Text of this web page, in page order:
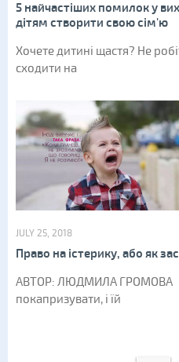
5 найчастіших помилок у
дітям створити свою сім'ю
Хочете дитині щастя? Не
сходити на
JULY 25, 2018
Право на істерику, або як
АВТОР: ЛЮДМИЛА ГРОМОВА
покапризувати, і їй